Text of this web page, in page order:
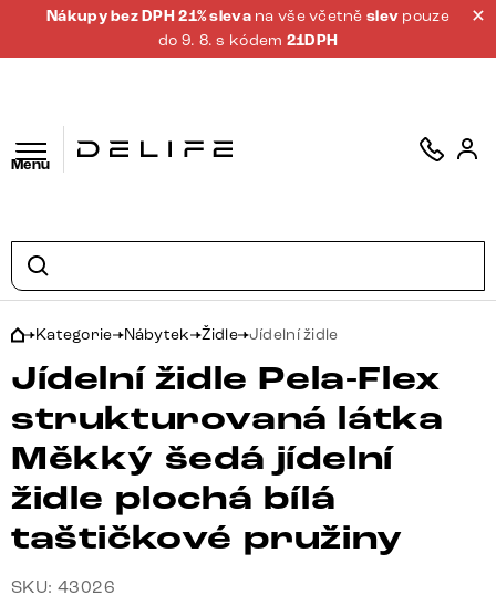
Nákupy bez DPH 21% sleva na vše včetněslev pouze
do 9. 8. s kódem 21DPH
Menu
Kategorie Nábytek Židle Jídelní židle
Jídelní židle Pela-Flex
strukturovaná látka
Měkký šedá jídelní
židle plochá bílá
taštičkové pružiny
SKU: 43026